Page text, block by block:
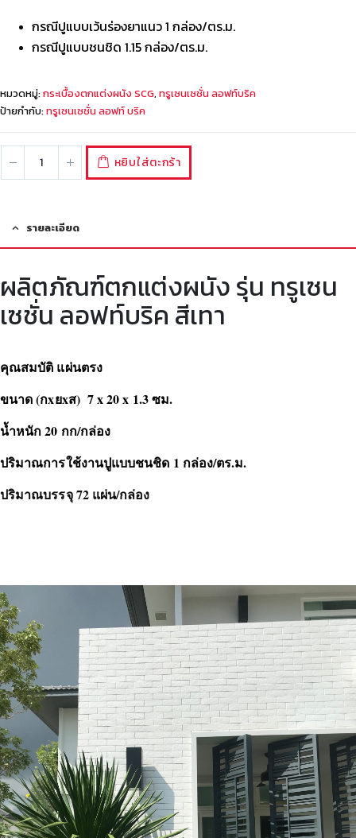
กรณีปูแบบเว้นร่องยาแนว 1 กล่อง/ตร.ม.
กรณีปูแบบชนชิด 1.15 กล่อง/ตร.ม.
หมวดหมู่:กระเบื้องตกแต่งผนัง SCG, ทรูเซนเซชั่น ลอฟท์บริค
ป้ายกำกับ:ทรูเซนเซชั่น ลอฟท์ บริค
หยิบใส่ตะกร้า
รายละเอียด
ผลิตภัณฑ์ตกแต่งผนัง รุ่น ทรูเซน
เซชั่น ลอฟท์บริค สีเทา
คุณสมบัติ แผ่นตรง
ขนาด (กxยxส) 7 x 20 x 1.3 ซม.
น้ำหนัก 20 กก/กล่อง
ปริมาณการใช้งานปูแบบชนชิด 1 กล่อง/ตร.ม.
ปริมาณบรรจุ 72 แผ่น/กล่อง